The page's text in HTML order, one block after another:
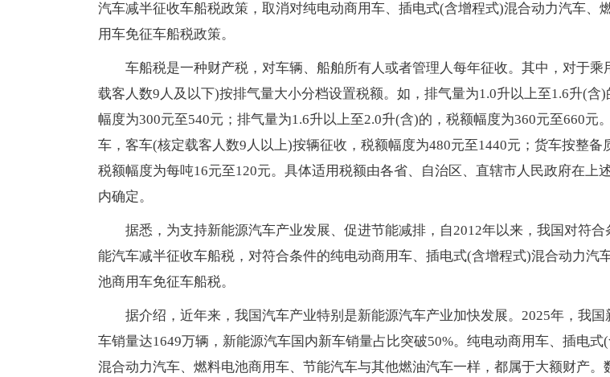
汽车减半征收车船税政策，取消对纯电动商用车、插电式(含增程式)混合动力汽车、
用车免征车船税政策。
车船税是一种财产税，对车辆、船舶所有人或者管理人每年征收。其中，对于乘
载客人数9人及以下)按排气量大小分档设置税额。如，排气量为1.0升以上至1.6升(含)
幅度为300元至540元；排气量为1.6升以上至2.0升(含)的，税额幅度为360元至660元
车，客车(核定载客人数9人以上)按辆征收，税额幅度为480元至1440元；货车按整备
税额幅度为每吨16元至120元。具体适用税额由各省、自治区、直辖市人民政府在上
内确定。
据悉，为支持新能源汽车产业发展、促进节能减排，自2012年以来，我国对符合
能汽车减半征收车船税，对符合条件的纯电动商用车、插电式(含增程式)混合动力汽
池商用车免征车船税。
据介绍，近年来，我国汽车产业特别是新能源汽车产业加快发展。2025年，我国
车销量达1649万辆，新能源汽车国内新车销量占比突破50%。纯电动商用车、插电式
混合动力汽车、燃料电池商用车、节能汽车与其他燃油汽车一样，都属于大额财产。